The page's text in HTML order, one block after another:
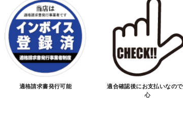
適格請求書発行可能
適合確認後にお支払いなの
心